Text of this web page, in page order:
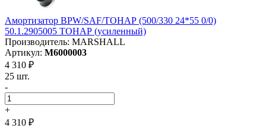
Амортизатор BPW/SAF/ТОНАР (500/330 24*55 0/0)
50.1.2905005 ТОНАР (усиленный)
Производитель: MARSHALL
Артикул: M6000003
4 310 ₽
25 шт.
-
+
4 310 ₽